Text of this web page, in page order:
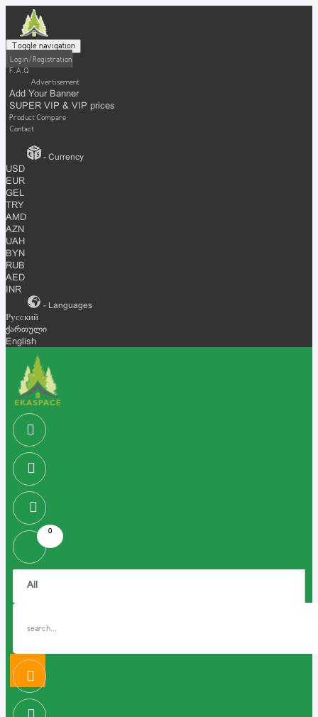
Toggle navigation
Login / Registration
F.A.Q
Advertisement
Add Your Banner
SUPER VIP & VIP prices
Product Compare
Contact
- Currency
USD
EUR
GEL
TRY
AMD
AZN
UAH
BYN
RUB
AED
INR
- Languages
Русский
ქართული
English
0